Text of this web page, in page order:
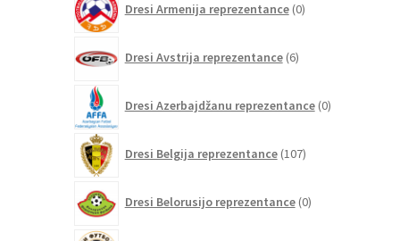
Dresi Armenija reprezentance 0izdelkov
Dresi Avstrija reprezentance 6izdelkov
Dresi Azerbajdžanu reprezentance 0izdelkov
Dresi Belgija reprezentance 107izdelkov
Dresi Belorusijo reprezentance 0izdelkov